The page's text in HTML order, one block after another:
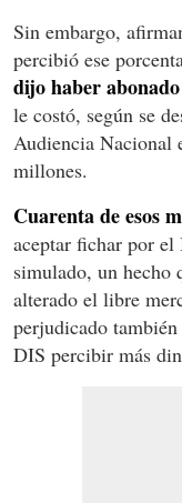
Sin embargo,
percibió ese
dijo haber
le costó, según se
Audiencia Nacional
millones.
Cuarenta de esos
aceptar fichar por el
simulado, un hecho
alterado el libre
perjudicado
DIS percibir más